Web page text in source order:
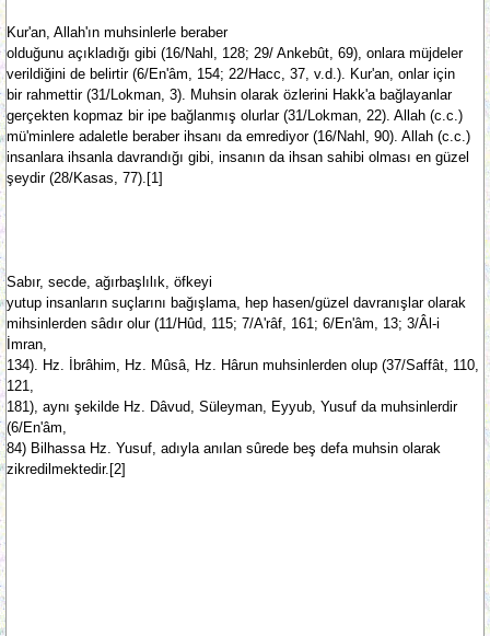
Kur'an, Allah'ın muhsinlerle beraber
olduğunu açıkladığı gibi (16/Nahl, 128; 29/ Ankebût, 69), onlara müjdeler
verildiğini de belirtir (6/En'âm, 154; 22/Hacc, 37, v.d.). Kur'an, onlar için
bir rahmettir (31/Lokman, 3). Muhsin olarak özlerini Hakk'a bağlayanlar
gerçekten kopmaz bir ipe bağlanmış olurlar (31/Lokman, 22). Allah (c.c.)
mü'minlere adaletle beraber ihsanı da emrediyor (16/Nahl, 90). Allah (c.c.)
insanlara ihsanla davrandığı gibi, insanın da ihsan sahibi olması en güzel
şeydir (28/Kasas, 77).[1]
Sabır, secde, ağırbaşlılık, öfkeyi
yutup insanların suçlarını bağışlama, hep hasen/güzel davranışlar olarak
mihsinlerden sâdır olur (11/Hûd, 115; 7/A'râf, 161; 6/En'âm, 13; 3/Âl-i
İmran,
134). Hz. İbrâhim, Hz. Mûsâ, Hz. Hârun muhsinlerden olup (37/Saffât, 110,
121,
181), aynı şekilde Hz. Dâvud, Süleyman, Eyyub, Yusuf da muhsinlerdir
(6/En'âm,
84) Bilhassa Hz. Yusuf, adıyla anılan sûrede beş defa muhsin olarak
zikredilmektedir.[2]